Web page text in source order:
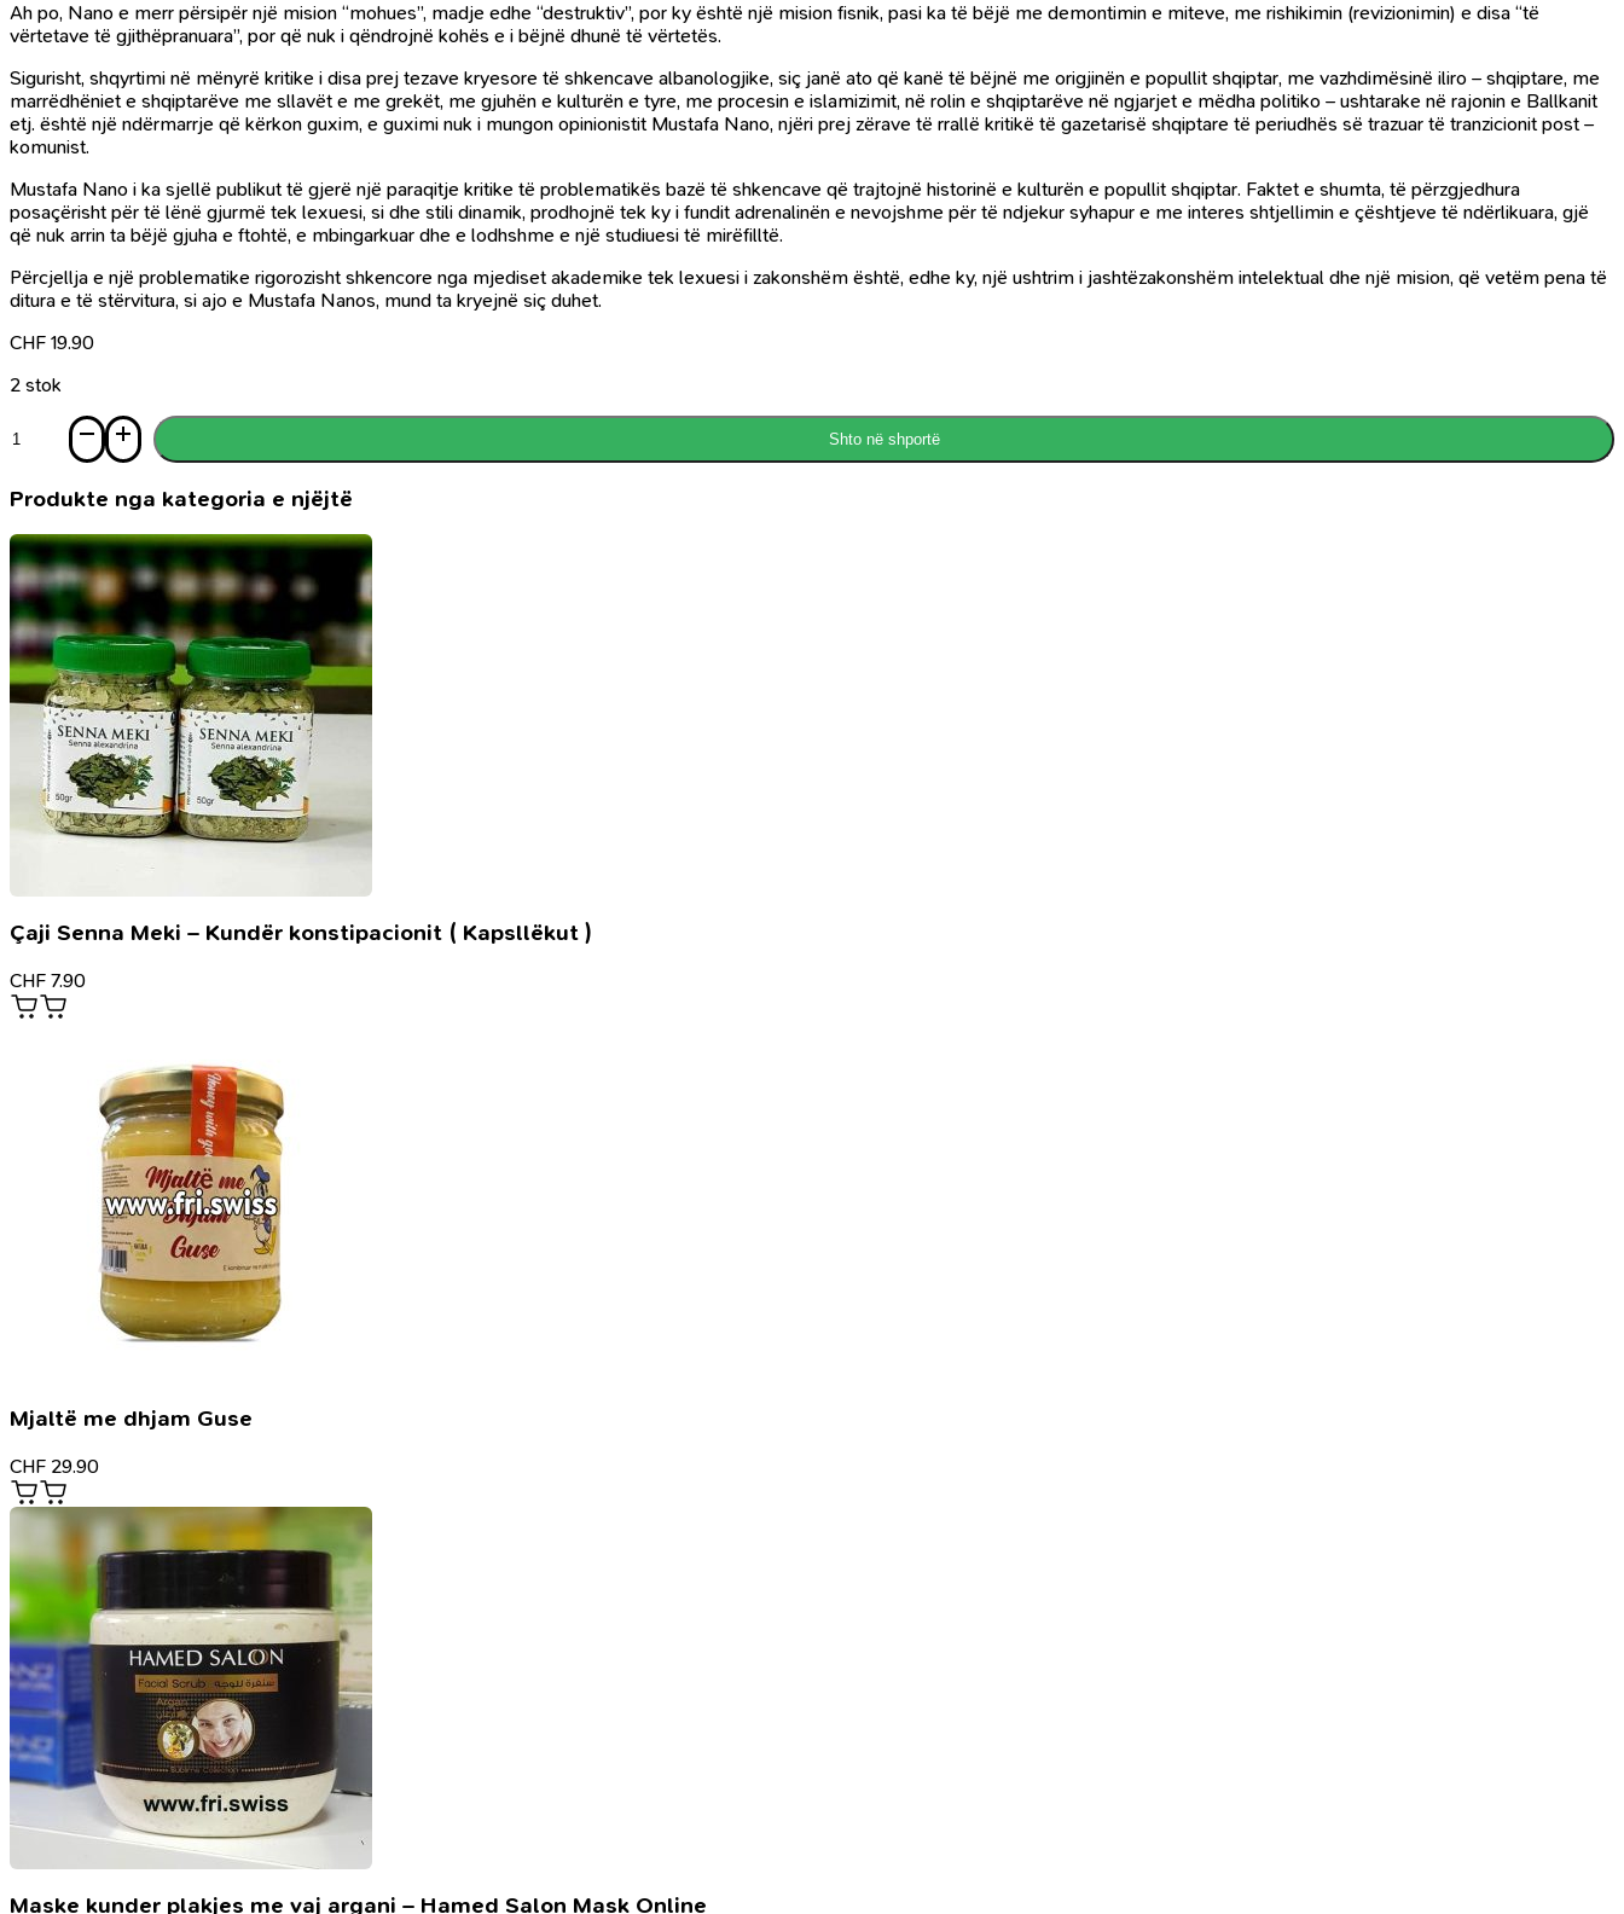
Ah po, Nano e merr përsipër një mision “mohues”, madje edhe “destruktiv”, por ky është një mision fisnik, pasi ka të bëjë me demontimin e miteve, me rishikimin (revizionimin) e disa “të
vërtetave të gjithëpranuara”, por që nuk i qëndrojnë kohës e i bëjnë dhunë të vërtetës.
Sigurisht, shqyrtimi në mënyrë kritike i disa prej tezave kryesore të shkencave albanologjike, siç janë ato që kanë të bëjnë me origjinën e popullit shqiptar, me vazhdimësinë iliro – shqiptare, me
marrëdhëniet e shqiptarëve me sllavët e me grekët, me gjuhën e kulturën e tyre, me procesin e islamizimit, në rolin e shqiptarëve në ngjarjet e mëdha politiko – ushtarake në rajonin e Ballkanit
etj. është një ndërmarrje që kërkon guxim, e guximi nuk i mungon opinionistit Mustafa Nano, njëri prej zërave të rrallë kritikë të gazetarisë shqiptare të periudhës së trazuar të tranzicionit post –
komunist.
Mustafa Nano i ka sjellë publikut të gjerë një paraqitje kritike të problematikës bazë të shkencave që trajtojnë historinë e kulturën e popullit shqiptar. Faktet e shumta, të përzgjedhura
posaçërisht për të lënë gjurmë tek lexuesi, si dhe stili dinamik, prodhojnë tek ky i fundit adrenalinën e nevojshme për të ndjekur syhapur e me interes shtjellimin e çështjeve të ndërlikuara, gjë
që nuk arrin ta bëjë gjuha e ftohtë, e mbingarkuar dhe e lodhshme e një studiuesi të mirëfilltë.
Përcjellja e një problematike rigorozisht shkencore nga mjediset akademike tek lexuesi i zakonshëm është, edhe ky, një ushtrim i jashtëzakonshëm intelektual dhe një mision, që vetëm pena të
ditura e të stërvitura, si ajo e Mustafa Nanos, mund ta kryejnë siç duhet.
CHF 19.90
2 stok
Sandwich,
është
me
qenë
shqiptar?
Shto në shportë
Produkte nga kategoria e njëjtë
Çaji Senna Meki – Kundër konstipacionit ( Kapsllëkut )
CHF 7.90
Mjaltë me dhjam Guse
CHF 29.90
Maske kunder plakjes me vaj argani – Hamed Salon Mask Online